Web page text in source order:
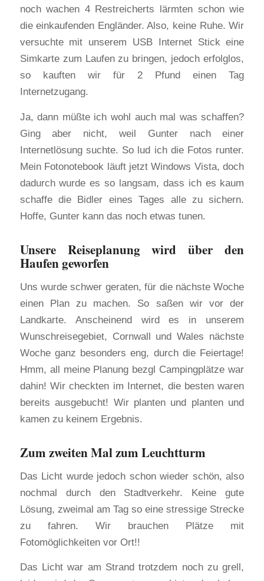
noch wachen 4 Restreicherts lärmten schon wie
die einkaufenden Engländer. Also, keine Ruhe. Wir
versuchte mit unserem USB Internet Stick eine
Simkarte zum Laufen zu bringen, jedoch erfolglos,
so kauften wir für 2 Pfund einen Tag
Internetzugang.
Ja, dann müßte ich wohl auch mal was schaffen?
Ging aber nicht, weil Gunter nach einer
Internetlösung suchte. So lud ich die Fotos runter.
Mein Fotonotebook läuft jetzt Windows Vista, doch
dadurch wurde es so langsam, dass ich es kaum
schaffe die Bidler eines Tages alle zu sichern.
Hoffe, Gunter kann das noch etwas tunen.
Unsere Reiseplanung wird über den
Haufen geworfen
Uns wurde schwer geraten, für die nächste Woche
einen Plan zu machen. So saßen wir vor der
Landkarte. Anscheinend wird es in unserem
Wunschreisegebiet, Cornwall und Wales nächste
Woche ganz besonders eng, durch die Feiertage!
Hmm, all meine Planung bezgl Campingplätze war
dahin! Wir checkten im Internet, die besten waren
bereits ausgebucht! Wir planten und planten und
kamen zu keinem Ergebnis.
Zum zweiten Mal zum Leuchtturm
Das Licht wurde jedoch schon wieder schön, also
nochmal durch den Stadtverkehr. Keine gute
Lösung, zweimal am Tag so eine stressige Strecke
zu fahren. Wir brauchen Plätze mit
Fotomöglichkeiten vor Ort!!
Das Licht war am Strand trotzdem noch zu grell,